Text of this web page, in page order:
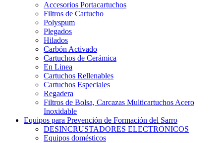
Accesorios Portacartuchos
Filtros de Cartucho
Polyspum
Plegados
Hilados
Carbón Activado
Cartuchos de Cerámica
En Linea
Cartuchos Rellenables
Cartuchos Especiales
Regadera
Filtros de Bolsa, Carcazas Multicartuchos Acero
Inoxidable
Equipos para Prevención de Formación del Sarro
DESINCRUSTADORES ELECTRONICOS
Equipos domésticos